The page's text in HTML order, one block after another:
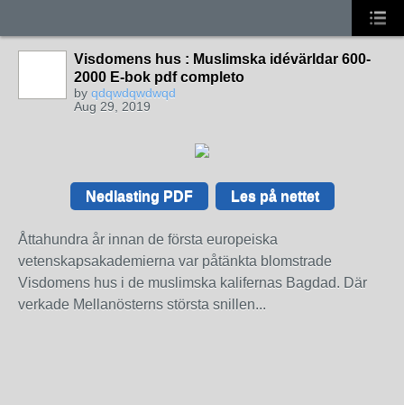
Visdomens hus : Muslimska idévärldar 600-
2000 E-bok pdf completo
by qdqwdqwdwqd
Aug 29, 2019
Nedlasting PDF Les på nettet
Åttahundra år innan de första europeiska
vetenskapsakademierna var påtänkta blomstrade
Visdomens hus i de muslimska kalifernas Bagdad. Där
verkade Mellanösterns största snillen...